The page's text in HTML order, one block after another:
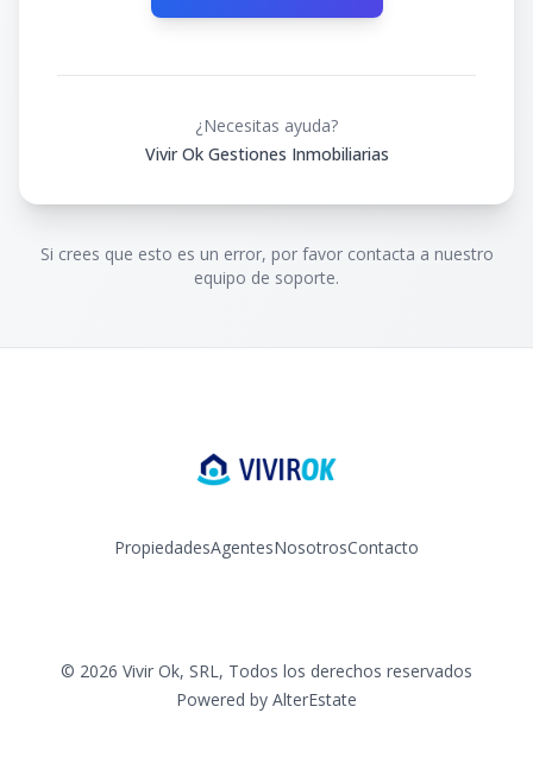
¿Necesitas ayuda?
Vivir Ok Gestiones Inmobiliarias
Si crees que esto es un error, por favor contacta a nuestro
equipo de soporte.
PropiedadesAgentesNosotrosContacto
© 2026 Vivir Ok, SRL, Todos los derechos reservados
Powered by AlterEstate